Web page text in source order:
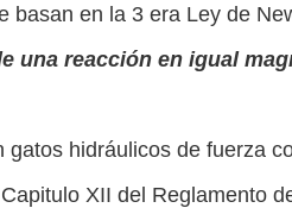
basan en la 3 era Ley de
una reacción en igual
gatos hidráulicos de fuerza
XII del Reglamento